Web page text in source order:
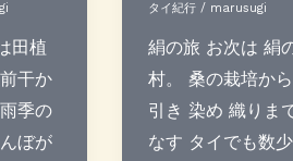
田植
干か
季の
ぼが
タイ紀行/ marusugi
絹の旅 お次は 絹
村。 桑の栽培か
引き 染め 織りま
なす タイでも数